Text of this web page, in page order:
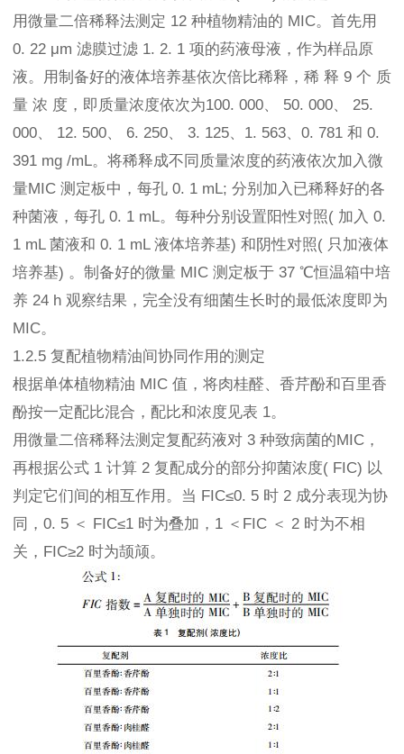
用微量二倍稀释法测定 12 种植物精油的 MIC。首先用
0. 22 μm 滤膜过滤 1. 2. 1 项的药液母液，作为样品原
液。用制备好的液体培养基依次倍比稀释，稀 释 9 个 质
量 浓 度，即质量浓度依次为100. 000、 50. 000、 25.
000、 12. 500、 6. 250、 3. 125、1. 563、0. 781 和 0.
391 mg /mL。将稀释成不同质量浓度的药液依次加入微
量MIC 测定板中，每孔 0. 1 mL; 分别加入已稀释好的各
种菌液，每孔 0. 1 mL。每种分别设置阳性对照( 加入 0.
1 mL 菌液和 0. 1 mL 液体培养基) 和阴性对照( 只加液体
培养基) 。制备好的微量 MIC 测定板于 37 ℃恒温箱中培
养 24 h 观察结果，完全没有细菌生长时的最低浓度即为
MIC。
1.2.5 复配植物精油间协同作用的测定
根据单体植物精油 MIC 值，将肉桂醛、香芹酚和百里香
酚按一定配比混合，配比和浓度见表 1。
用微量二倍稀释法测定复配药液对 3 种致病菌的MIC，
再根据公式 1 计算 2 复配成分的部分抑菌浓度( FIC) 以
判定它们间的相互作用。当 FIC≤0. 5 时 2 成分表现为协
同，0. 5 ＜ FIC≤1 时为叠加，1 ＜FIC ＜ 2 时为不相
关，FIC≥2 时为颉颃。